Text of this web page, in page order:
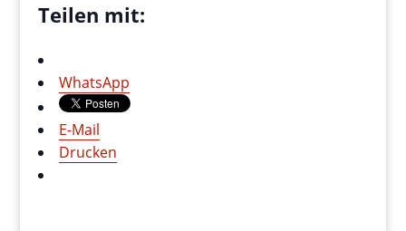
Teilen mit:
WhatsApp
E-Mail
Drucken